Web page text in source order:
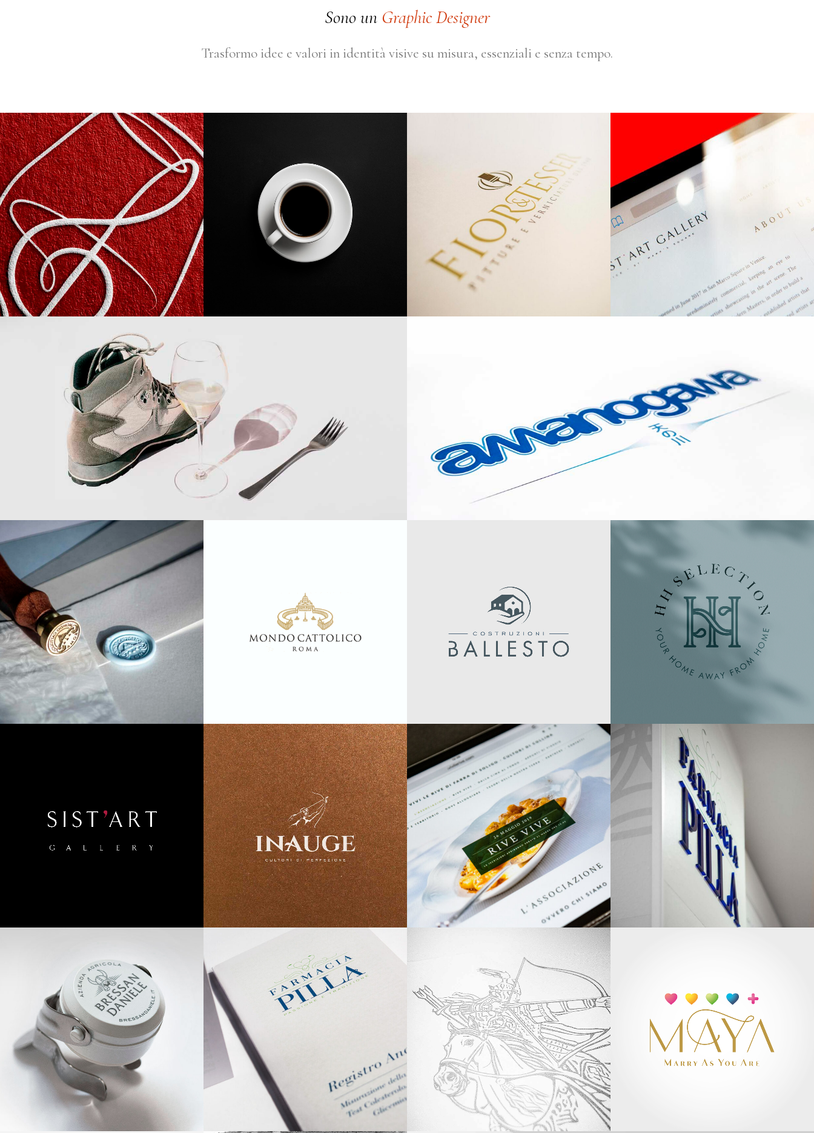
Sono un Graphic Designer
Trasformo idee e valori in identità visive su misura, essenziali e senza tempo.